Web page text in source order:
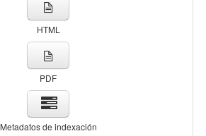
HTML
PDF
Metadatos de indexación